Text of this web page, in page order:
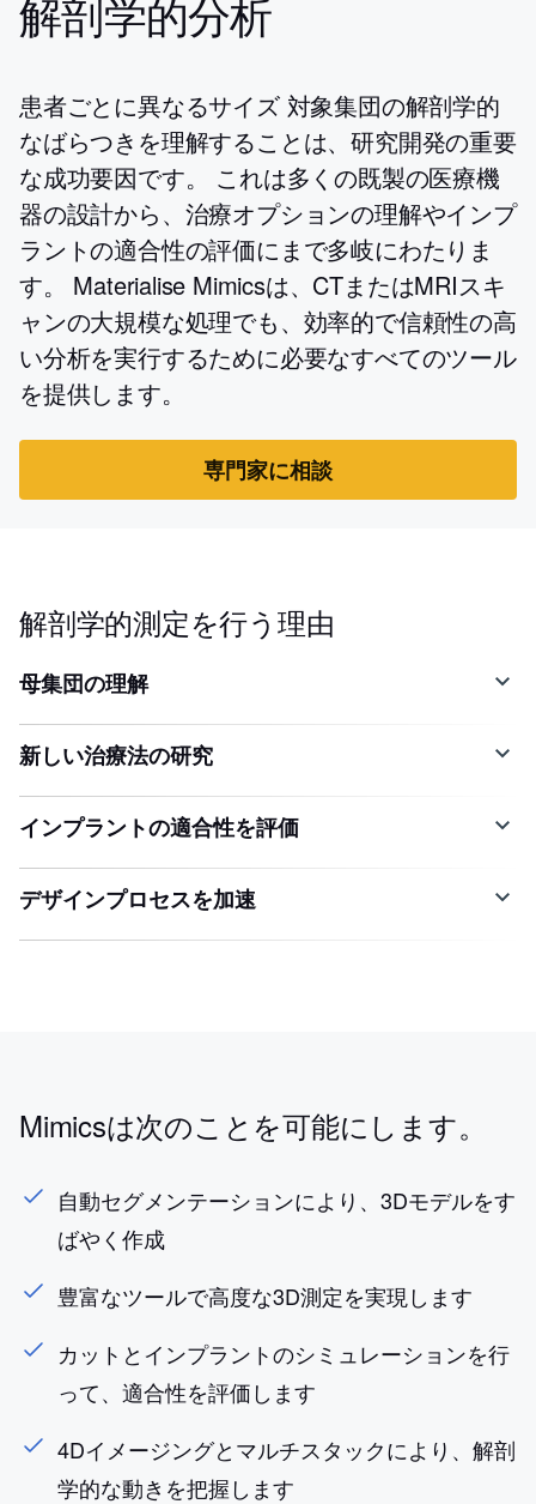
解剖学的分析
患者ごとに異なるサイズ 対象集団の解剖学的
なばらつきを理解することは、研究開発の重要
な成功要因です。 これは多くの既製の医療機
器の設計から、治療オプションの理解やインプ
ラントの適合性の評価にまで多岐にわたりま
す。 Materialise Mimicsは、CTまたはMRIスキ
ャンの大規模な処理でも、効率的で信頼性の高
い分析を実行するために必要なすべてのツール
を提供します。
専門家に相談
解剖学的測定を行う理由
母集団の理解
新しい治療法の研究
インプラントの適合性を評価
デザインプロセスを加速
Mimicsは次のことを可能にします。
自動セグメンテーションにより、3Dモデルをす
ばやく作成
豊富なツールで高度な3D測定を実現します
カットとインプラントのシミュレーションを行
って、適合性を評価します
4Dイメージングとマルチスタックにより、解剖
学的な動きを把握します